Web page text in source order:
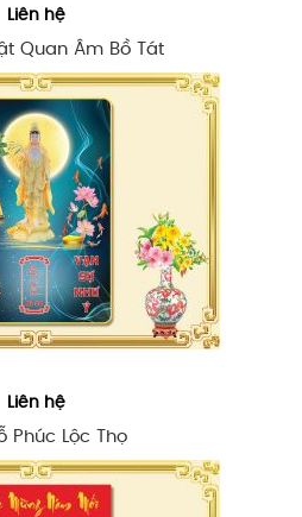
Liên hệ
Quan Âm Bồ Tát
Liên hệ
Phúc Lộc Thọ